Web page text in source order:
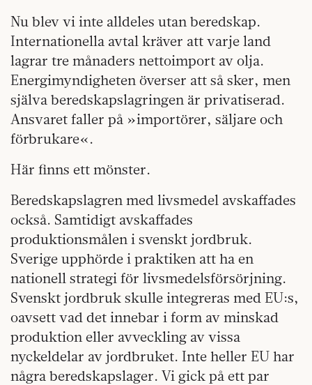
Nu blev vi inte alldeles utan beredskap.
Internationella avtal kräver att varje land
lagrar tre månaders nettoimport av olja.
Energimyndigheten överser att så sker, men
själva beredskapslagringen är privatiserad.
Ansvaret faller på »importörer, säljare och
förbrukare«.
Här finns ett mönster.
Beredskapslagren med livsmedel avskaffades
också. Samtidigt avskaffades
produktionsmålen i svenskt jordbruk.
Sverige upphörde i praktiken att ha en
nationell strategi för livsmedelsförsörjning.
Svenskt jordbruk skulle integreras med EU:s,
oavsett vad det innebar i form av minskad
produktion eller avveckling av vissa
nyckeldelar av jordbruket. Inte heller EU har
några beredskapslager. Vi gick på ett par